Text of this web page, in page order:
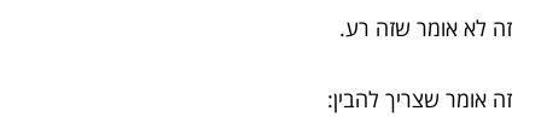
זה לא אומר שזה רע.
זה אומר שצריך להבין: